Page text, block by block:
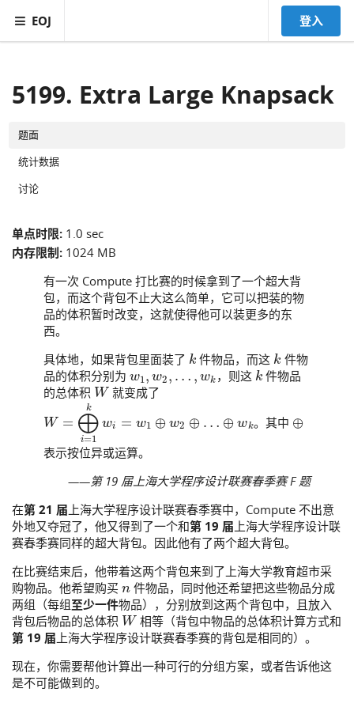
EOJ 登入
5199. Extra Large Knapsack
题面
统计数据
讨论
单点时限: 1.0 sec
内存限制: 1024 MB
有一次 Compute 打比赛的时候拿到了一个超大背
包，而这个背包不止大这么简单，它可以把装的物
品的体积暂时改变，这就使得他可以装更多的东
西。
具体地，如果背包里面装了 k 件物品，而这 k 件物
品的体积分别为 w1,w2,… w k ，则这k 件物品
的总体积 W 就变成了
W= i=1 。其中
表示按位异或运算。
——第 19 届上海大学程序设计联赛春季赛 F 题
在第 21 届上海大学程序设计联赛春季赛中，Compute 不出意
外地又夺冠了，他又得到了一个和第 19 届上海大学程序设计联
赛春季赛同样的超大背包。因此他有了两个超大背包。
在比赛结束后，他带着这两个背包来到了上海大学教育超市采
购物品。他希望购买 n件物品，同时他还希望把这些物品分成
两组（每组至少一件物品），分别放到这两个背包中，且放入
背包后物品的总体积 W 相等（背包中物品的总体积计算方式和
第 19 届上海大学程序设计联赛春季赛的背包是相同的）。
现在，你需要帮他计算出一种可行的分组方案，或者告诉他这
是不可能做到的。